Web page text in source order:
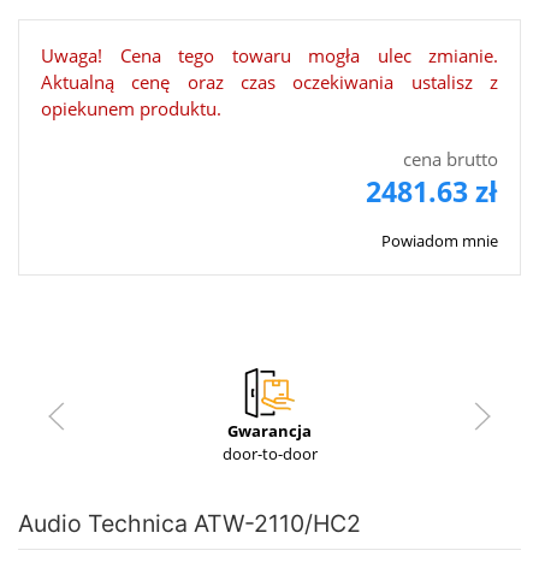
Uwaga! Cena tego towaru mogła ulec zmianie.
Aktualną cenę oraz czas oczekiwania ustalisz z
opiekunem produktu.
cena brutto
2481.63 zł
Powiadom mnie
Gwarancja
door-to-door
Audio Technica ATW-2110/HC2